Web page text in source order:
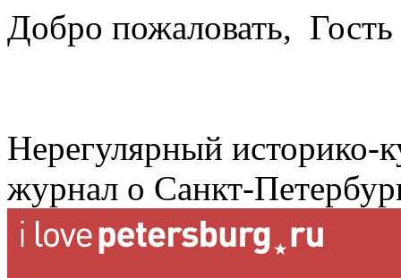
Добро пожаловать, Гость
Нерегулярный историко-
журнал о Санкт-